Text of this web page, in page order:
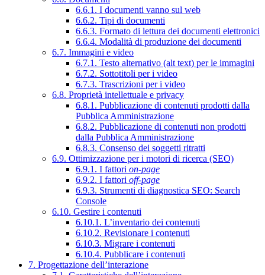
6.6.1. I documenti vanno sul web
6.6.2. Tipi di documenti
6.6.3. Formato di lettura dei documenti elettronici
6.6.4. Modalità di produzione dei documenti
6.7. Immagini e video
6.7.1. Testo alternativo (alt text) per le immagini
6.7.2. Sottotitoli per i video
6.7.3. Trascrizioni per i video
6.8. Proprietà intellettuale e privacy
6.8.1. Pubblicazione di contenuti prodotti dalla
Pubblica Amministrazione
6.8.2. Pubblicazione di contenuti non prodotti
dalla Pubblica Amministrazione
6.8.3. Consenso dei soggetti ritratti
6.9. Ottimizzazione per i motori di ricerca (SEO)
6.9.1. I fattori on-page
6.9.2. I fattori off-page
6.9.3. Strumenti di diagnostica SEO: Search
Console
6.10. Gestire i contenuti
6.10.1. L’inventario dei contenuti
6.10.2. Revisionare i contenuti
6.10.3. Migrare i contenuti
6.10.4. Pubblicare i contenuti
7. Progettazione dell’interazione